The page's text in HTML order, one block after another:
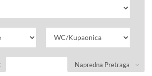
Napredna Pretraga